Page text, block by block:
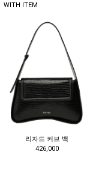
WITH ITEM
리자드 커브 백
426,000